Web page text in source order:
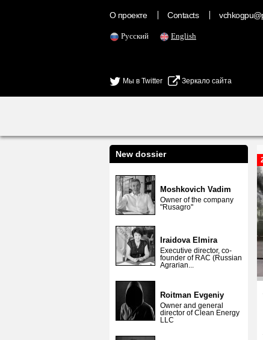
О проекте Contacts
Русский English
Мы в Twitter Зеркало сайта
New dossier
Moshkovich Vadim
Owner of the company
"Rusagro"
Iraidova Elmira
Executive director, co-
founder of RAC (Russian
Agrarian...
Roitman Evgeniy
Owner and general
director of Clean Energy
LLC